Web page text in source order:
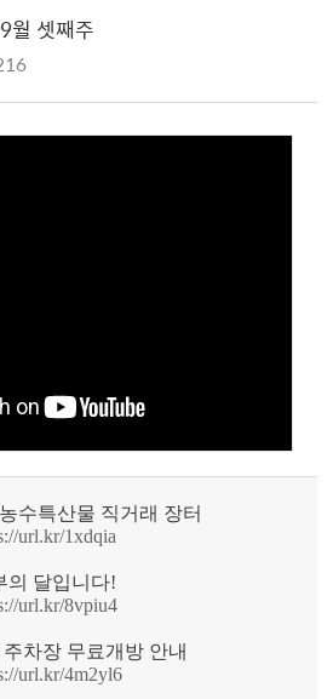
월 셋째주
수특산물 직거래 장터
url.kr/1xdqia
의 달입니다!
url.kr/8vpiu4
차장 무료개방 안내
url.kr/4m2yl6